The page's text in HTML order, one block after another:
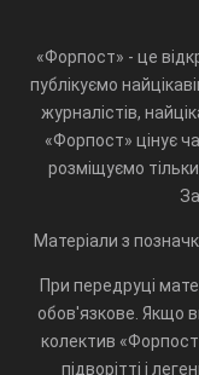
«Форпост» - це
публікуємо
журналістів,
«Форпост» цінує
розміщуємо
Матеріали з
При передруці
обов'язкове. Якщо
колектив
підворітті і